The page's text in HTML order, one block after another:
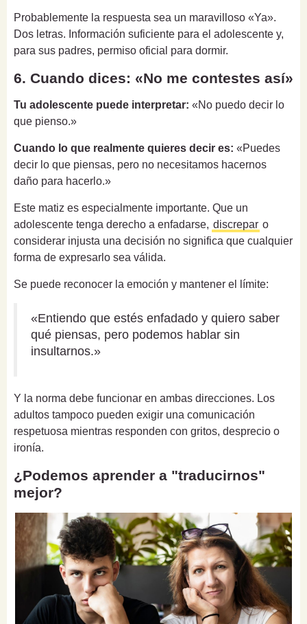
Probablemente la respuesta sea un maravilloso «Ya».
Dos letras. Información suficiente para el adolescente y,
para sus padres, permiso oficial para dormir.
6. Cuando dices: «No me contestes así»
Tu adolescente puede interpretar: «No puedo decir lo
que pienso.»
Cuando lo que realmente quieres decir es: «Puedes
decir lo que piensas, pero no necesitamos hacernos
daño para hacerlo.»
Este matiz es especialmente importante. Que un
adolescente tenga derecho a enfadarse, discrepar o
considerar injusta una decisión no significa que cualquier
forma de expresarlo sea válida.
Se puede reconocer la emoción y mantener el límite:
«Entiendo que estés enfadado y quiero saber
qué piensas, pero podemos hablar sin
insultarnos.»
Y la norma debe funcionar en ambas direcciones. Los
adultos tampoco pueden exigir una comunicación
respetuosa mientras responden con gritos, desprecio o
ironía.
¿Podemos aprender a "traducirnos"
mejor?